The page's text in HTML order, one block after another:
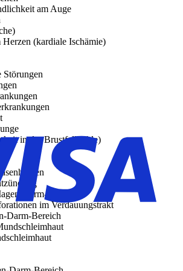
am Auge
(kardiale Ischämie)
Störungen
in der Brustfellhöhle)
Darm-Bereich
im Verdauungstrakt
Darm-Bereich